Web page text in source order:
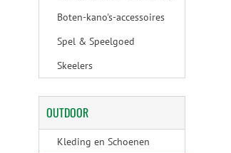
Boten-kano's-accessoires
Spel & Speelgoed
Skeelers
OUTDOOR
Kleding en Schoenen